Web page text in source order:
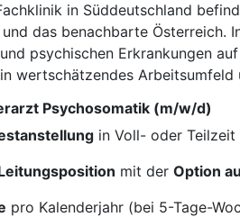
in Süddeutschland
und das benachbarte
psychischen Erkrankungen
wertschätzendes
Psychosomatik (m/w/d)
in Voll- oder Teilzeit
mit der Option
pro Kalenderjahr (bei 5-Tage-